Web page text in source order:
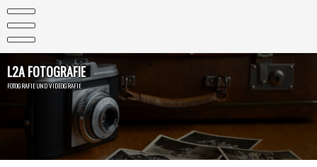
Skip
content
L2A FOTOGRAFIE
FOTOGRAFIE UND VIDEOGRAFIE